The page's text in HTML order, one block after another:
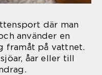
där man
använder en
framåt på vattnet.
åar eller till